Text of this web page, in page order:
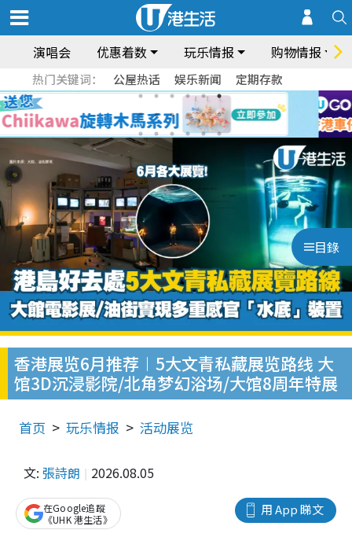
演唱会 优惠着数 玩乐情报 购物情报
热门关键词： 公屋热话 娱乐新闻 定期存款
目錄
香港展览6月推荐︱5大文青私藏展览路线 大
馆3D沉浸影院/北角梦幻浴场/大馆8周年特展
首页 玩乐情报 活动展览
文: 張詩朗 2026.08.05
用 App 睇文
在Google追蹤
《UHK 港生活》